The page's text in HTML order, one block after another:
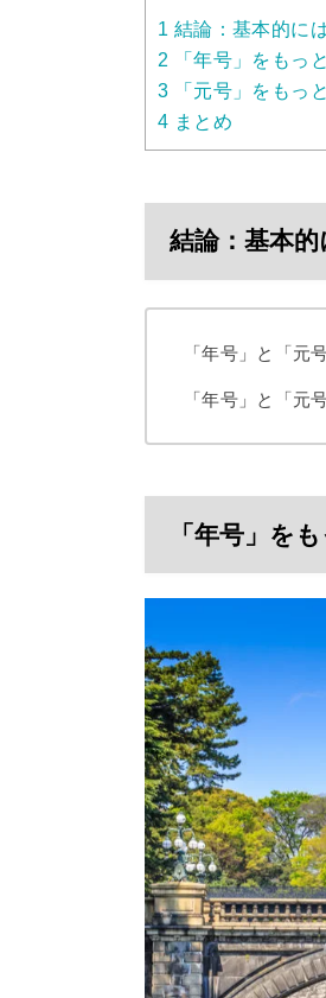
1 結論：基本的に
2 「年号」をもっ
3 「元号」をもっ
4 まとめ
結論：基本
「年号」と「元
「年号」と「元
「年号」を